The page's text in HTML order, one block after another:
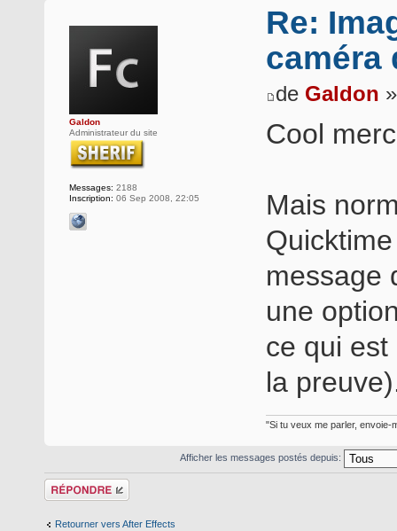
Galdon
Administrateur du site
Messages: 2188
Inscription: 06 Sep 2008, 22:05
Re:
caméra
de Galdon
Cool
Mais
message
une
ce qui
la
"Si tu veux me parler, envoie-
Afficher les messages postés depuis:
Répondre
Retourner vers After Effects